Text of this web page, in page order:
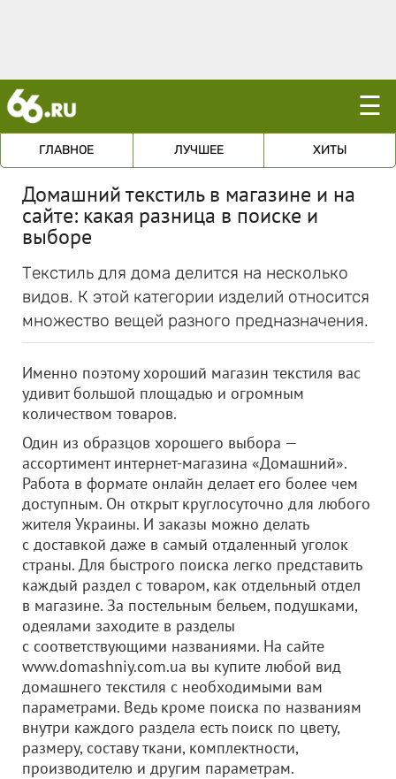
☰
ГЛАВНОЕ ЛУЧШЕЕ ХИТЫ
Домашний текстиль в магазине и на
сайте: какая разница в поиске и
выборе
Текстиль для дома делится на несколько
видов. К этой категории изделий относится
множество вещей разного предназначения.
Именно поэтому хороший магазин текстиля вас
удивит большой площадью и огромным
количеством товаров.
Один из образцов хорошего выбора —
ассортимент интернет-магазина «Домашний».
Работа в формате онлайн делает его более чем
доступным. Он открыт круглосуточно для любого
жителя Украины. И заказы можно делать
с доставкой даже в самый отдаленный уголок
страны. Для быстрого поиска легко представить
каждый раздел с товаром, как отдельный отдел
в магазине. За постельным бельем, подушками,
одеялами заходите в разделы
с соответствующими названиями. На сайте
www.domashniy.com.ua вы купите любой вид
домашнего текстиля с необходимыми вам
параметрами. Ведь кроме поиска по названиям
внутри каждого раздела есть поиск по цвету,
размеру, составу ткани, комплектности,
производителю и другим параметрам.